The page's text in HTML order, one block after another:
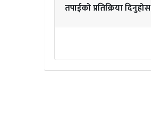
तपाईको प्रतिक्रिया दिनुहोस